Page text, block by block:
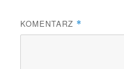
KOMENTARZ *